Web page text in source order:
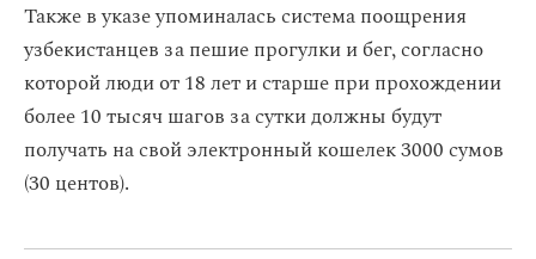
Также в указе упоминалась система поощрения
узбекистанцев за пешие прогулки и бег, согласно
которой люди от 18 лет и старше при прохождении
более 10 тысяч шагов за сутки должны будут
получать на свой электронный кошелек 3000 сумов
(30 центов).